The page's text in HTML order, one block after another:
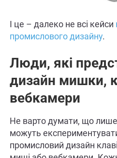
І це – далеко не всі кейси
промислового дизайну.
Люди, які
дизайн мишки,
вебкамери
Не варто думати, що лише
можуть
промисловий дизайн